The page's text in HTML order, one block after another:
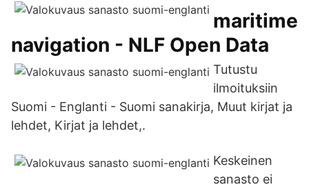
maritime
navigation - NLF Open Data
Tutustu
ilmoituksiin
Suomi - Englanti - Suomi sanakirja, Muut kirjat ja
lehdet, Kirjat ja lehdet,.
Keskeinen
sanasto ei